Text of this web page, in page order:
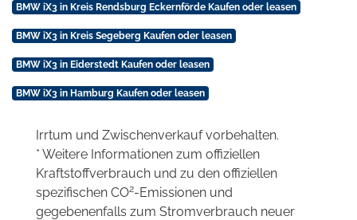
BMW iX3 in Kreis Rendsburg Eckernförde Kaufen oder leasen
BMW iX3 in Kreis Segeberg Kaufen oder leasen
BMW iX3 in Eiderstedt Kaufen oder leasen
BMW iX3 in Hamburg Kaufen oder leasen
Irrtum und Zwischenverkauf vorbehalten.
* Weitere Informationen zum offiziellen
Kraftstoffverbrauch und zu den offiziellen
spezifischen CO2-Emissionen und
gegebenenfalls zum Stromverbrauch neuer